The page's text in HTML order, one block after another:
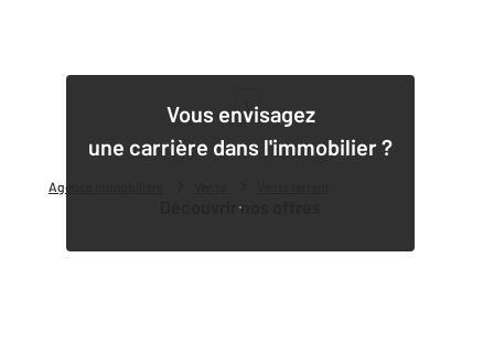
Agence immobilière
Vous envisagez
une carrière dans l'immobilier ?
Découvrir nos offres
1